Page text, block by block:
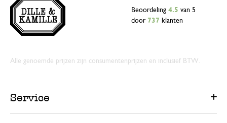
Beoordeling 4.5 van 5
door 737 klanten
Alle genoemde prijzen zijn consumentenprijzen en inclusief BTW.
Service